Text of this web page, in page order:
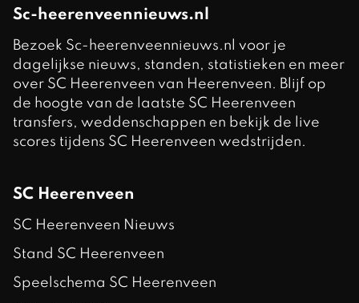
Sc-heerenveennieuws.nl
Bezoek Sc-heerenveennieuws.nl voor je
dagelijkse nieuws, standen, statistieken en meer
over SC Heerenveen van Heerenveen. Blijf op
de hoogte van de laatste SC Heerenveen
transfers, weddenschappen en bekijk de live
scores tijdens SC Heerenveen wedstrijden.
SC Heerenveen
SC Heerenveen Nieuws
Stand SC Heerenveen
Speelschema SC Heerenveen